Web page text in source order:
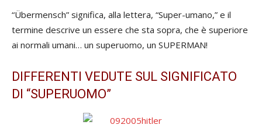
“Übermensch” significa, alla lettera, “Super-umano,” e il
termine descrive un essere che sta sopra, che è superiore
ai normali umani… un superuomo, un SUPERMAN!
DIFFERENTI VEDUTE SUL SIGNIFICATO
DI “SUPERUOMO”